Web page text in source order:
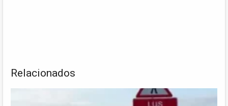
Relacionados